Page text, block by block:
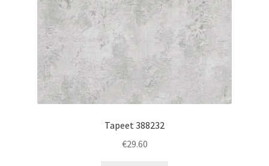
Tapeet 388232
€29.60